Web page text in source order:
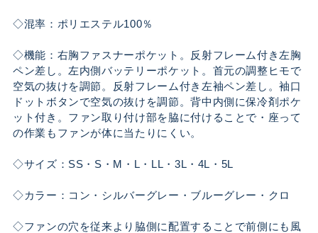
◇混率：ポリエステル100％
◇機能：右胸ファスナーポケット。反射フレーム付き左胸
ペン差し。左内側バッテリーポケット。首元の調整ヒモで
空気の抜けを調節。反射フレーム付き左袖ペン差し。袖口
ドットボタンで空気の抜けを調節。背中内側に保冷剤ポケ
ット付き。ファン取り付け部を脇に付けることで・座って
の作業もファンが体に当たりにくい。
◇サイズ：SS・S・M・L・LL・3L・4L・5L
◇カラー：コン・シルバーグレー・ブルーグレー・クロ
◇ファンの穴を従来より脇側に配置することで前側にも風